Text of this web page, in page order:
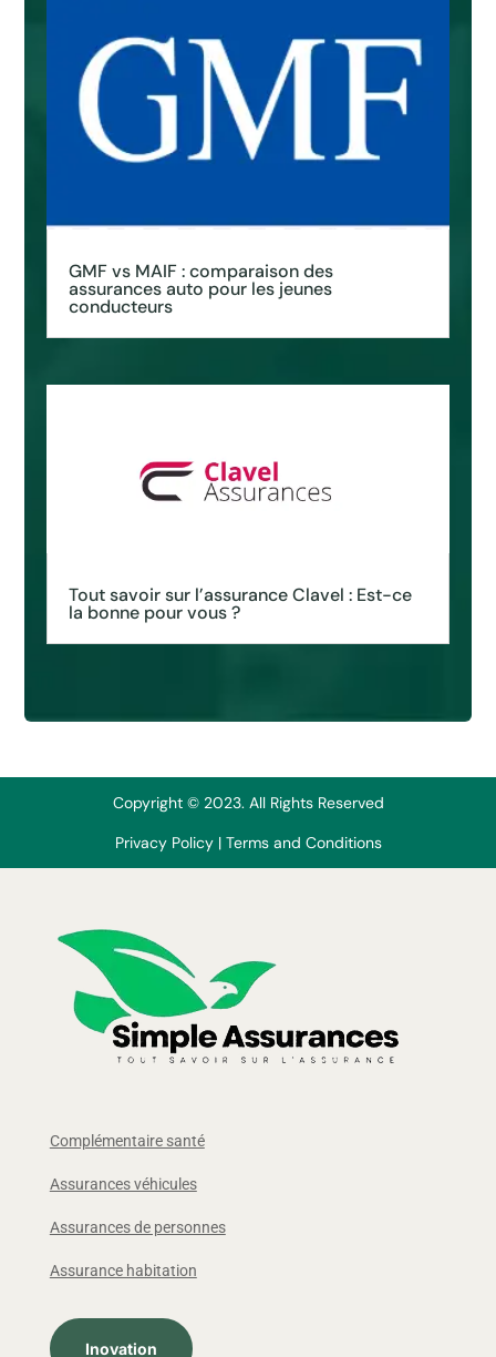
GMF vs MAIF : comparaison des
assurances auto pour les jeunes
conducteurs
Tout savoir sur l’assurance Clavel : Est-ce
la bonne pour vous ?
Copyright © 2023. All Rights Reserved
Privacy Policy | Terms and Conditions
Complémentaire santé
Assurances véhicules
Assurances de personnes
Assurance habitation
Inovation